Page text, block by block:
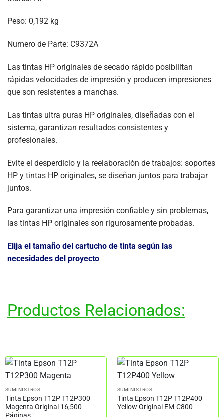
Peso: 0,192 kg
Numero de Parte: C9372A
Las tintas HP originales de secado rápido posibilitan
rápidas velocidades de impresión y producen impresiones
que son resistentes a manchas.
Las tintas ultra puras HP originales, diseñadas con el
sistema, garantizan resultados consistentes y
profesionales.
Evite el desperdicio y la reelaboración de trabajos: soportes
HP y tintas HP originales, se diseñan juntos para trabajar
juntos.
Para garantizar una impresión confiable y sin problemas,
las tintas HP originales son rigurosamente probadas.
Elija el tamaño del cartucho de tinta según las
necesidades del proyecto
Productos Relacionados:
SUMINISTROS
Tinta Epson T12P T12P300
Magenta Original 16,500
SUMINISTROS
Tinta Epson T12P T12P400
Yellow Original EM-C800